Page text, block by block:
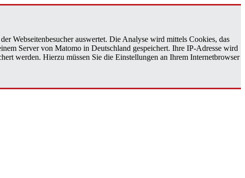
Webseitenbesucher auswertet. Die Analyse wird mittels Cookies, das
Server von Matomo in Deutschland gespeichert. Ihre IP-Adresse wird
werden. Hierzu müssen Sie die Einstellungen an Ihrem Internetbrowser